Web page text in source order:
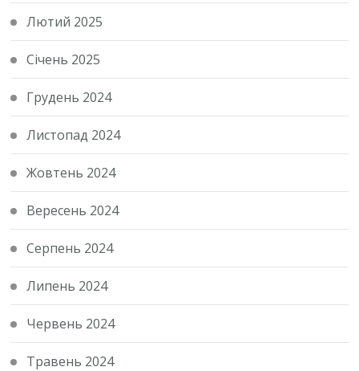
Лютий 2025
Січень 2025
Грудень 2024
Листопад 2024
Жовтень 2024
Вересень 2024
Серпень 2024
Липень 2024
Червень 2024
Травень 2024